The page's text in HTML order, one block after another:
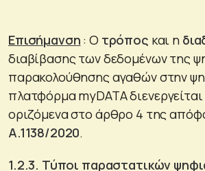
Επισήμανση : Ο τρόπος και η
διαβίβασης των δεδομένων της
παρακολούθησης αγαθών στην
πλατφόρμα myDATA
οριζόμενα στο άρθρο 4 της
Α.1138/2020.
1.2.3. Τύποι παραστατικών